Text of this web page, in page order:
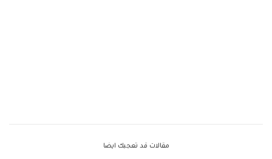
مقالات قد تعجبك ايضا